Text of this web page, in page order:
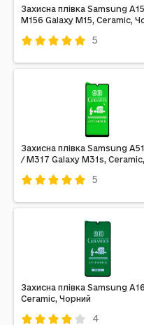
Захисна плівка Samsung
M156 Galaxy M15, Ceramic,
5
Звичайне
Захисна плівка Samsung
/ M317 Galaxy M31s,
5
Смартфон
Примітка: повне
Захисна плівка Samsung
Ceramic, Чорний
4